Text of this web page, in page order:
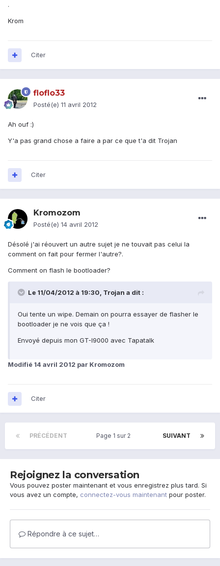
.
Krom
Citer
floflo33
Posté(e) 11 avril 2012
Ah ouf :)
Y'a pas grand chose a faire a par ce que t'a dit Trojan
Citer
Kromozom
Posté(e) 14 avril 2012
Désolé j'ai réouvert un autre sujet je ne touvait pas celui la
comment on fait pour fermer l'autre?.
Comment on flash le bootloader?
Le 11/04/2012 à 19:30, Trojan a dit :
Oui tente un wipe. Demain on pourra essayer de flasher le
bootloader je ne vois que ça !
Envoyé depuis mon GT-I9000 avec Tapatalk
Modifié 14 avril 2012 par Kromozom
Citer
PRÉCÉDENT SUIVANT
Page 1 sur 2
Rejoignez la conversation
Vous pouvez poster maintenant et vous enregistrez plus tard. Si
vous avez un compte, connectez-vous maintenant pour poster.
Répondre à ce sujet…